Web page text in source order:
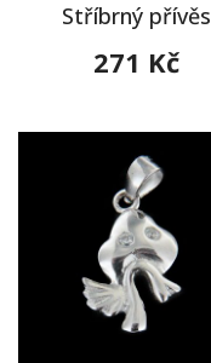
Stříbrný přívěs
271 Kč